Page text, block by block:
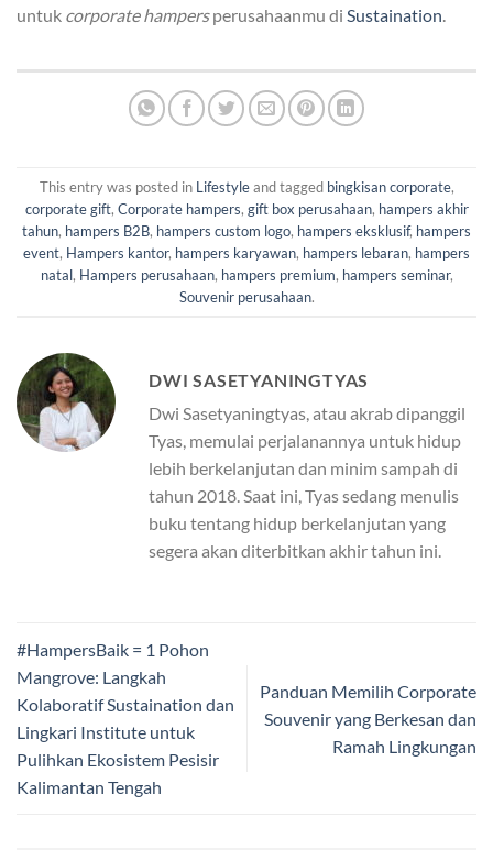
untuk corporate hampersperusahaanmu di Sustaination.
This entry was posted in Lifestyleand tagged bingkisan corporate,
corporate gift, Corporate hampers, gift box perusahaan, hampers akhir
tahun, hampers B2B, hampers custom logo, hampers eksklusif, hampers
event, Hampers kantor, hampers karyawan, hampers lebaran, hampers
natal, Hampers perusahaan, hampers premium, hampers seminar,
Souvenir perusahaan.
DWI SASETYANINGTYAS
Dwi Sasetyaningtyas, atau akrab dipanggil
Tyas, memulai perjalanannya untuk hidup
lebih berkelanjutan dan minim sampah di
tahun 2018. Saat ini, Tyas sedang menulis
buku tentang hidup berkelanjutan yang
segera akan diterbitkan akhir tahun ini.
#HampersBaik = 1 Pohon
Mangrove: Langkah
Kolaboratif Sustaination dan
Lingkari Institute untuk
Pulihkan Ekosistem Pesisir
Kalimantan Tengah
Panduan Memilih Corporate
Souvenir yang Berkesan dan
Ramah Lingkungan